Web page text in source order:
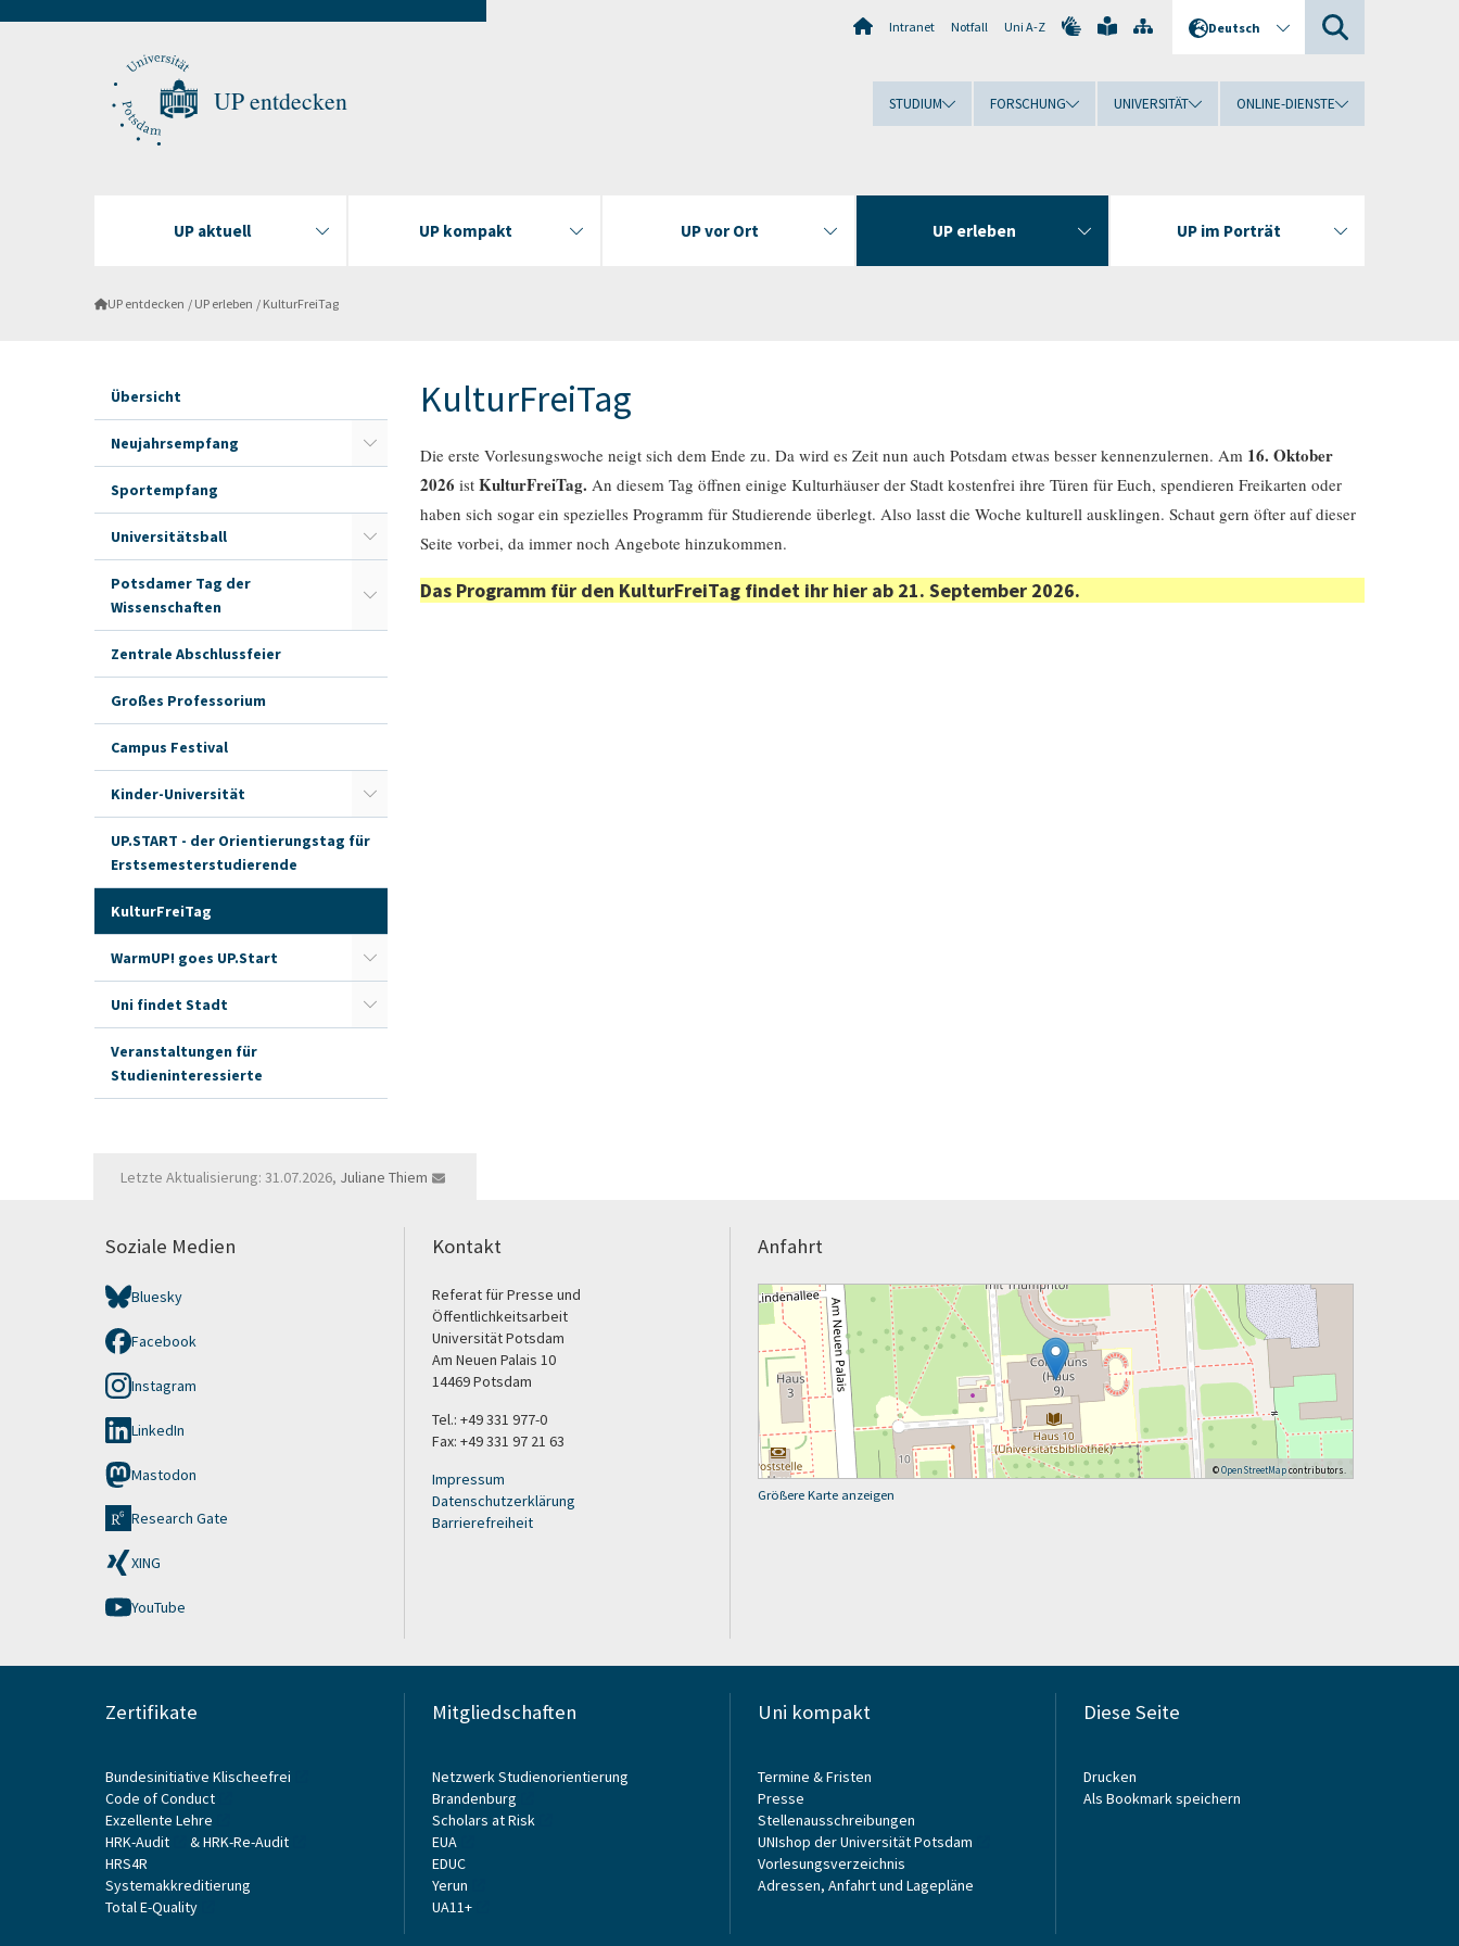
UP entdecken
Intranet Notfall Uni A-Z Deutsch
STUDIUM FORSCHUNG UNIVERSITÄT ONLINE-DIENSTE
UP aktuell UP kompakt UP vor Ort UP erleben UP im Porträt
UP entdecken UP erleben KulturFreiTag
Übersicht
Neujahrsempfang
Sportempfang
Universitätsball
Potsdamer Tag der
Wissenschaften
Zentrale Abschlussfeier
Großes Professorium
Campus Festival
Kinder-Universität
UP.START - der Orientierungstag für
Erstsemesterstudierende
KulturFreiTag
WarmUP! goes UP.Start
Uni findet Stadt
Veranstaltungen für
Studieninteressierte
KulturFreiTag
Die erste Vorlesungswoche neigt sich dem Ende zu. Da wird es Zeit nun auch Potsdam etwas besser kennenzulernen. Am 16. Oktober
2026 ist KulturFreiTag. An diesem Tag öffnen einige Kulturhäuser der Stadt kostenfrei ihre Türen für Euch, spendieren Freikarten oder
haben sich sogar ein spezielles Programm für Studierende überlegt. Also lasst die Woche kulturell ausklingen. Schaut gern öfter auf dieser
Seite vorbei, da immer noch Angebote hinzukommen.
Das Programm für den KulturFreiTag findet ihr hier ab 21. September 2026.
Letzte Aktualisierung: 31.07.2026, Juliane Thiem
Soziale Medien
Bluesky
Facebook
Instagram
LinkedIn
Mastodon
Research Gate
XING
YouTube
Kontakt
Referat für Presse und
Öffentlichkeitsarbeit
Universität Potsdam
Am Neuen Palais 10
14469 Potsdam
Tel.: +49 331 977-0
Fax: +49 331 97 21 63
Impressum
Datenschutzerklärung
Barrierefreiheit
Anfahrt
©OpenStreetMapcontributors.
Größere Karte anzeigen
Zertifikate
Bundesinitiative Klischeefrei
Code of Conduct
Exzellente Lehre
HRK-Audit
&HRK-Re-Audit
HRS4R
Systemakkreditierung
Total E-Quality
Mitgliedschaften
Netzwerk Studienorientierung
Brandenburg
Scholars at Risk
EUA
EDUC
Yerun
UA11+
Uni kompakt
Termine & Fristen
Presse
Stellenausschreibungen
UNIshop der Universität Potsdam
Vorlesungsverzeichnis
Adressen, Anfahrt und Lagepläne
Diese Seite
Drucken
Als Bookmark speichern